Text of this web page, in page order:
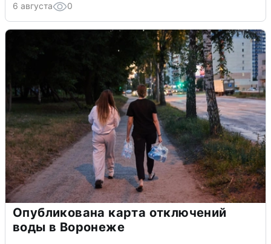
6 августа 0
Опубликована карта отключений
воды в Воронеже